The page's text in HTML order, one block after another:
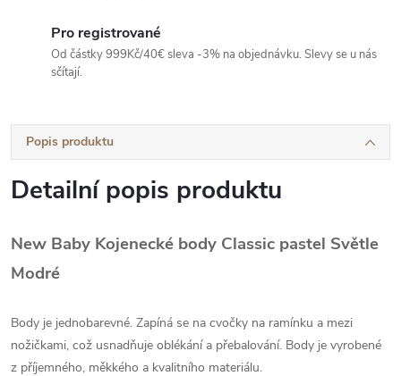
Pro registrované
Od částky 999Kč/40€ sleva -3% na objednávku. Slevy se u nás
sčítají.
Popis produktu
Detailní popis produktu
New Baby Kojenecké body Classic pastel Světle
Modré
Body je jednobarevné. Zapíná se na cvočky na ramínku a mezi
nožičkami, což usnadňuje oblékání a přebalování. Body je vyrobené
z příjemného, měkkého a kvalitního materiálu.